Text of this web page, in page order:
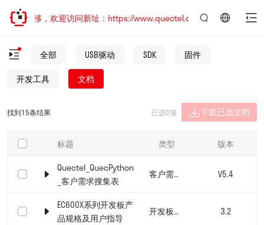
址已迁移，欢迎访问新址：https://www.quectel.com.cn
全部 USB驱动 SDK
固件
开发工具
文档
找到15条结果 已选0项 下载已选文档
标题 类型
版本
Quectel_QuecPython
_客户需求搜集表
客户需求搜集表 V5.4
EC600X系列开发板产
品规格及用户指导
开发板文档 3.2